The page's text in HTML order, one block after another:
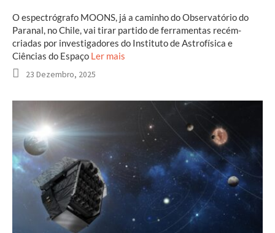
O espectrógrafo MOONS, já a caminho do Observatório do
Paranal, no Chile, vai tirar partido de ferramentas recém-
criadas por investigadores do Instituto de Astrofísica e
Ciências do Espaço Ler mais
23 Dezembro, 2025